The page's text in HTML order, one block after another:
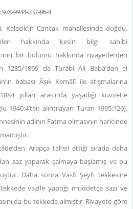
978-9944-237-86-4
Cancak mahallesinde doğdu.
hakkında kesin bilgi sahibi
bir bölümü hakkında rivayetlerden
1285/1869 da Türâbî Ali Baba’dan el
babası Âşık Kemâlî ile atışmalarına
yılları arasında yaşadığı kuvvetle
alıntılayan Turan 1995:120).
adının Fatma olmasının haricinde
Arapça tahsil ettiği sırada daha
saz yaparak çalmaya başlamış ve bu
Daha sonra Vasfi Şeyh tekkesine
vazife yaptığı müddetçe sazı ve
da bu tekkede almıştır. Rivayete göre